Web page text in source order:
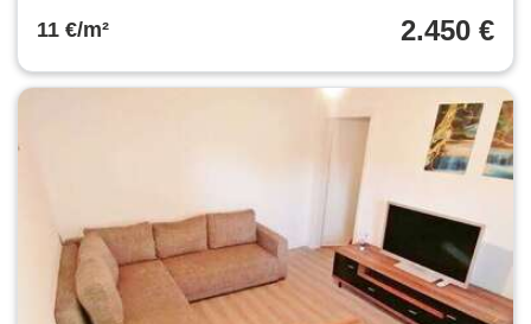
11 €/m² 2.450 €